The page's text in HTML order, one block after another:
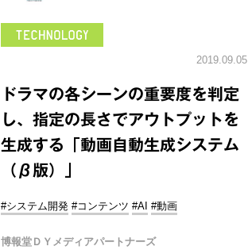
2019.09.05
ドラマの各シーンの重要度を判定
し、指定の長さでアウトプットを
生成する「動画自動生成システム
（β版）」
#システム開発 #コンテンツ #AI #動画
博報堂ＤＹメディアパートナーズ